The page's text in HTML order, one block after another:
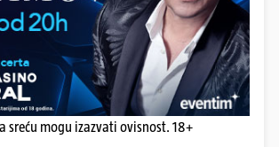
sreću mogu izazvati ovisnost. 18+